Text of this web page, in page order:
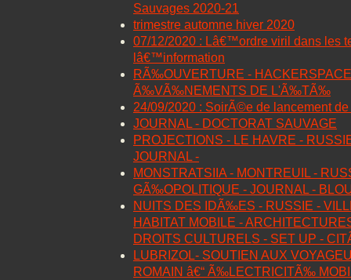
Sauvages 2020-21
trimestre automne hiver 2020
07/12/2020 : Lâ€™ordre viril dans les
lâ€™information
RÃ‰OUVERTURE -
Ã‰VÃ‰NEMENTS DE L'Ã‰TÃ‰
24/09/2020 : SoirÃ©e de lancement
JOURNAL - DOCTORAT SAUVAGE
PROJECTIONS - LE HAVRE -
JOURNAL -
MONSTRATSIIA - MONTREUIL -
GÃ‰OPOLITIQUE - JOURNAL -
NUITS DES IDÃ‰ES - RUSSIE -
HABITAT MOBILE -
DROITS CULTURELS - SET UP -
LUBRIZOL- SOUTIEN AUX
ROMAIN â€“ Ã‰LECTRICITÃ‰